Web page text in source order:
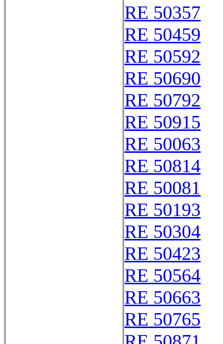
RE 50357
RE 50459
RE 50592
RE 50690
RE 50792
RE 50915
RE 50063
RE 50814
RE 50081
RE 50193
RE 50304
RE 50423
RE 50564
RE 50663
RE 50765